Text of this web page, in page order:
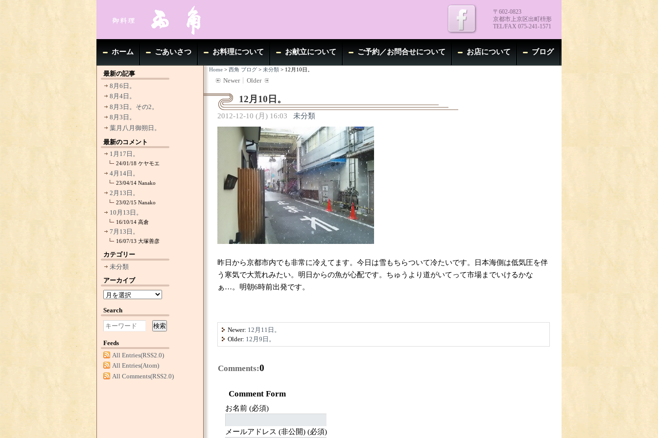
〒602-0823
京都市上京区出町枡形
TEL/FAX 075-241-1571
ホーム ごあいさつ お料理について お献立について ご予約／お問合せについて お店について ブログ
Home> 西角 ブログ> 未分類> 12月10日。
Newer Older
12月10日。
2012-12-10 (月) 16:03 未分類
昨日から京都市内でも非常に冷えてます。今日は雪もちらついて冷たいです。日本海側は低気圧を伴
う寒気で大荒れみたい。明日からの魚が心配です。ちゅうより道がいてって市場までいけるかな
ぁ…。明朝6時前出発です。
Newer: 12月11日。
Older: 12月9日。
Comments:0
Comment Form
お名前 (必須)
メールアドレス (非公開) (必須)
最新の記事
8月6日。
8月4日。
8月3日。その2。
8月3日。
葉月八月御朔日。
最新のコメント
1月17日。
24/01/18ケヤモエ
4月14日。
23/04/14Nanako
2月13日。
23/02/15Nanako
10月13日。
16/10/14高倉
7月13日。
16/07/13大塚善彦
カテゴリー
未分類
アーカイブ
Search
検索
Feeds
All Entries(RSS2.0)
All Entries(Atom)
All Comments(RSS2.0)